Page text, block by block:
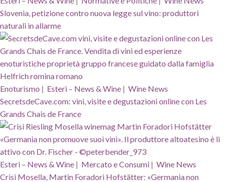
Slovenia, petizione contro nuova legge sul vino: produttori
naturali in allarme
Enoturismo | Esteri – News & Wine | Wine News
SecretsdeCave.com: vini, visite e degustazioni online con Les
Grands Chais de France
Esteri – News & Wine | Mercato e Consumi | Wine News
Crisi Mosella, Martin Foradori Hofstätter: «Germania non